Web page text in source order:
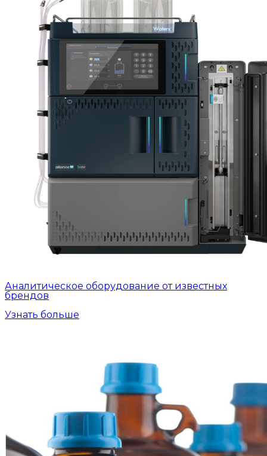
Аналитическое оборудование от известных
брендов
Узнать больше